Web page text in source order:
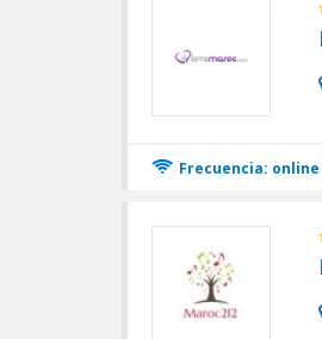
Frecuencia: online